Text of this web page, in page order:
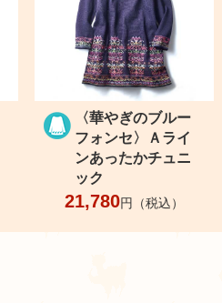
〈華やぎのブルー
フォンセ〉Ａライ
ンあったかチュニ
ック
21,780円（税込）